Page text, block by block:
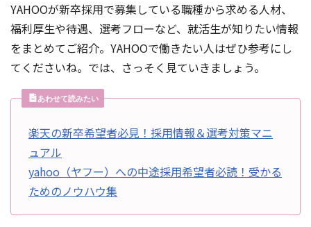
YAHOOが新卒採用で募集している職種から求める人材、
福利厚生や待遇、選考フローなど、就活生が知りたい情報
をまとめてご紹介。YAHOOで働きたい人はぜひ参考にし
てくださいね。では、さっそく見ていきましょう。
あわせて読みたい
楽天の新卒希望者必見！採用情報＆選考対策マニ
ュアル
yahoo（ヤフー）への中途採用希望者必読！受かる
ためのノウハウ集